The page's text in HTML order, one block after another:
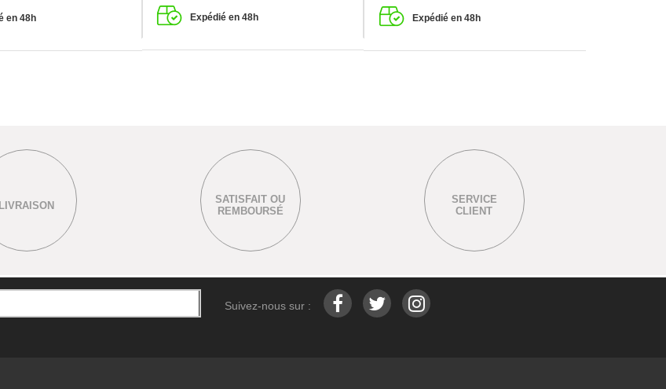
en 48h Expédié en 48h Expédié en 48h
LIVRAISON
SATISFAIT OU
REMBOURSÉ
SERVICE
CLIENT
Suivez-nous sur :